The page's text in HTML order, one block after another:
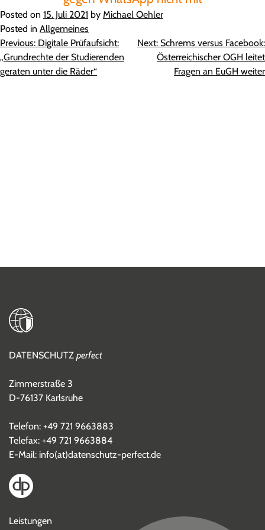
Posted on 15. Juli 2021 by Michael Oehler
Posted in Allgemeines
Beitragsnavigation
Previous: Digitale Prüfaufsicht:
„Grundrechte der Studierenden
geraten unter die Räder“
Next: Schrems versus Facebook:
Österreichischer OGH leitet
Fragen an EuGH weiter
DATENSCHUTZ perfect
Zimmerstraße 3
D-76137 Karlsruhe
Telefon: +49 721 9663883
Telefax: +49 721 9663884
E-Mail: info(at)datenschutz-perfect.de
Leistungen